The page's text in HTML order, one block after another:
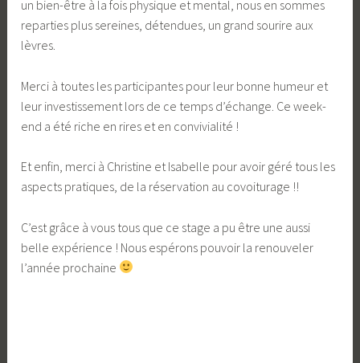
un bien-être à la fois physique et mental, nous en sommes
reparties plus sereines, détendues, un grand sourire aux
lèvres.
Merci à toutes les participantes pour leur bonne humeur et
leur investissement lors de ce temps d’échange. Ce week-
end a été riche en rires et en convivialité !
Et enfin, merci à Christine et Isabelle pour avoir géré tous les
aspects pratiques, de la réservation au covoiturage !!
C’est grâce à vous tous que ce stage a pu être une aussi
belle expérience ! Nous espérons pouvoir la renouveler
l’année prochaine